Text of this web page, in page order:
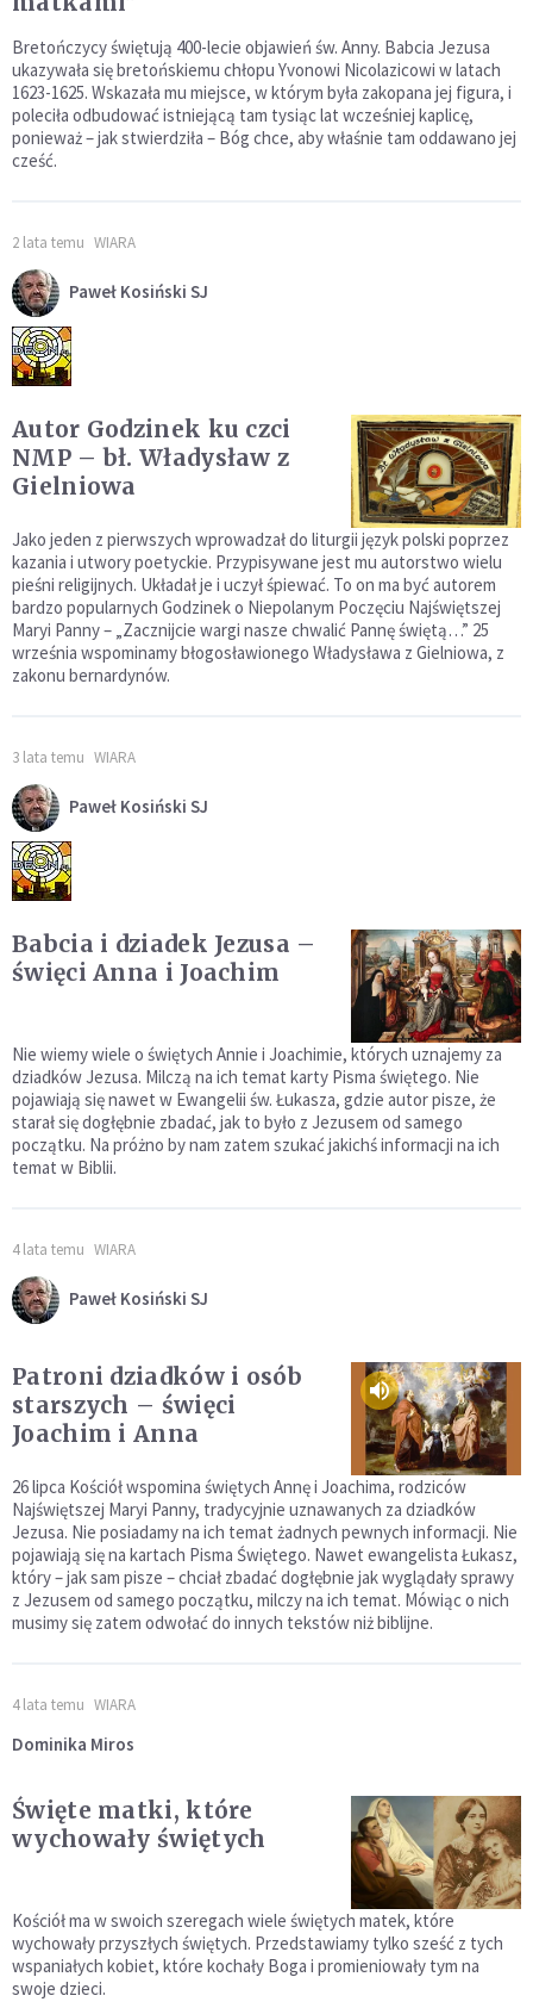
Bretończycy świętują 400-lecie objawień św. Anny. Babcia Jezusa
ukazywała się bretońskiemu chłopu Yvonowi Nicolazicowi w latach
1623-1625. Wskazała mu miejsce, w którym była zakopana jej figura, i
poleciła odbudować istniejącą tam tysiąc lat wcześniej kaplicę,
ponieważ – jak stwierdziła – Bóg chce, aby właśnie tam oddawano jej
cześć.
2 lata temu WIARA
Paweł Kosiński SJ
Autor Godzinek ku czci
NMP – bł. Władysław z
Gielniowa
Jako jeden z pierwszych wprowadzał do liturgii język polski poprzez
kazania i utwory poetyckie. Przypisywane jest mu autorstwo wielu
pieśni religijnych. Układał je i uczył śpiewać. To on ma być autorem
bardzo popularnych Godzinek o Niepolanym Poczęciu Najświętszej
Maryi Panny – „Zacznijcie wargi nasze chwalić Pannę świętą…” 25
września wspominamy błogosławionego Władysława z Gielniowa, z
zakonu bernardynów.
3 lata temu WIARA
Paweł Kosiński SJ
Babcia i dziadek Jezusa –
święci Anna i Joachim
Nie wiemy wiele o świętych Annie i Joachimie, których uznajemy za
dziadków Jezusa. Milczą na ich temat karty Pisma świętego. Nie
pojawiają się nawet w Ewangelii św. Łukasza, gdzie autor pisze, że
starał się dogłębnie zbadać, jak to było z Jezusem od samego
początku. Na próżno by nam zatem szukać jakichś informacji na ich
temat w Biblii.
4 lata temu WIARA
Paweł Kosiński SJ
Patroni dziadków i osób
starszych – święci
Joachim i Anna
26 lipca Kościół wspomina świętych Annę i Joachima, rodziców
Najświętszej Maryi Panny, tradycyjnie uznawanych za dziadków
Jezusa. Nie posiadamy na ich temat żadnych pewnych informacji. Nie
pojawiają się na kartach Pisma Świętego. Nawet ewangelista Łukasz,
który – jak sam pisze – chciał zbadać dogłębnie jak wyglądały sprawy
z Jezusem od samego początku, milczy na ich temat. Mówiąc o nich
musimy się zatem odwołać do innych tekstów niż biblijne.
4 lata temu WIARA
Dominika Miros
Święte matki, które
wychowały świętych
Kościół ma w swoich szeregach wiele świętych matek, które
wychowały przyszłych świętych. Przedstawiamy tylko sześć z tych
wspaniałych kobiet, które kochały Boga i promieniowały tym na
swoje dzieci.